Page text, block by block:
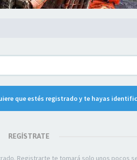
que estés registrado y te hayas
REGÍSTRATE
Registrarte te tomará solo unos pocos